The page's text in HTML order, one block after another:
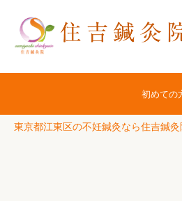
初めての
東京都江東区の不妊鍼灸なら住吉鍼